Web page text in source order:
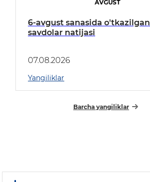
AVGUST
6-avgust sanasida
savdolar natijasi
07.08.2026
Yangiliklar
Barcha yangiliklar